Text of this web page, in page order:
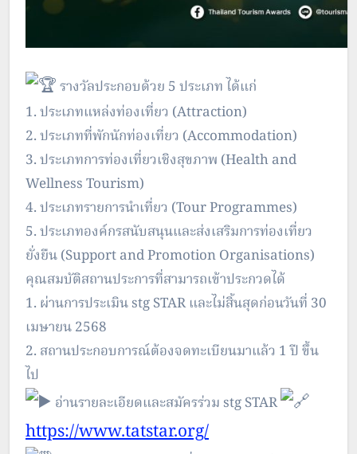
รางวัลประกอบด้วย 5 ประเภท ได้แก่
1. ประเภทแหล่งท่องเที่ยว (Attraction)
2. ประเภทที่พักนักท่องเที่ยว (Accommodation)
3. ประเภทการท่องเที่ยวเชิงสุขภาพ (Health and
Wellness Tourism)
4. ประเภทรายการนำเที่ยว (Tour Programmes)
5. ประเภทองค์กรสนับสนุนและส่งเสริมการท่องเที่ยว
ยั่งยืน (Support and Promotion Organisations)
คุณสมบัติสถานประการที่สามารถเข้าประกวดได้
1. ผ่านการประเมิน stg STAR และไม่สิ้นสุดก่อนวันที่ 30
เมษายน 2568
2. สถานประกอบการณ์ต้องจดทะเบียนมาแล้ว 1 ปี ขึ้น
ไป
อ่านรายละเอียดและสมัครร่วม stg STAR
https://www.tatstar.org/